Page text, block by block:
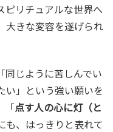
ピリチュアルな世界へ
大きな変容を遂げられ
同じように苦しんでい
い」という強い願いを
「点す人の心に灯（と
も、はっきりと表れて